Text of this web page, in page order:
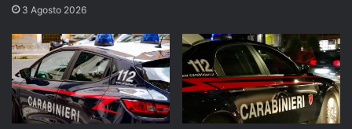
3 Agosto 2026